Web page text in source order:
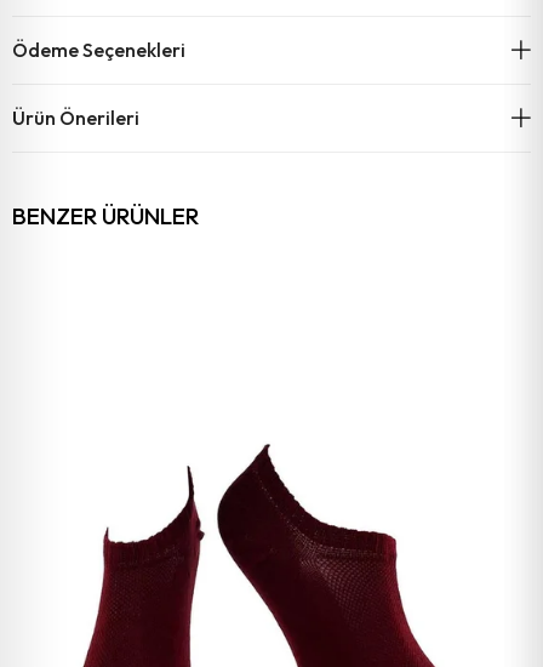
Ödeme Seçenekleri
Ürün Önerileri
BENZER ÜRÜNLER